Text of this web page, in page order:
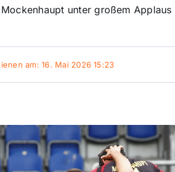
unter großem
am: 16. Mai 2026 15:23